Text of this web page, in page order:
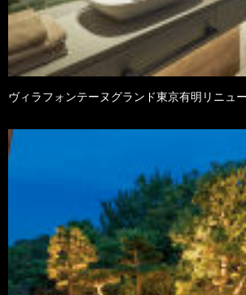
ヴィラフォンテーヌグランド東京有明リニュ